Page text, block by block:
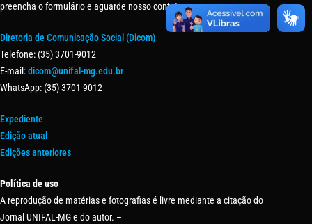
preencha o formulário e aguarde nosso contato.
Diretoria de Comunicação Social (Dicom)
Telefone: (35) 3701-9012
E-mail:dicom@unifal-mg.edu.br
WhatsApp: (35) 3701-9012
Expediente
Edição atual
Edições anteriores
Política de uso
A reprodução de matérias e fotografias é livre mediante a citação do
Jornal UNIFAL-MG e do autor. –